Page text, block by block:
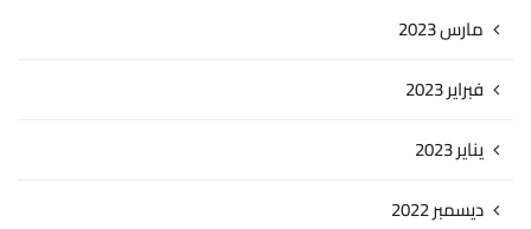
مارس 2023
فبراير 2023
يناير 2023
ديسمبر 2022